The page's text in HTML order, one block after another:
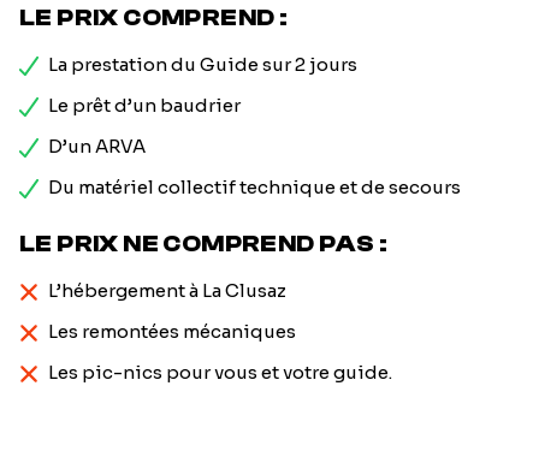
LE PRIX COMPREND :
La prestation du Guide sur 2 jours
Le prêt d’un baudrier
D’un ARVA
Du matériel collectif technique et de secours
LE PRIX NE COMPREND PAS :
L’hébergement à La Clusaz
Les remontées mécaniques
Les pic-nics pour vous et votre guide.